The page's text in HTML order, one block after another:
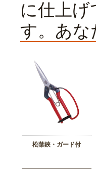
に仕上
す。あな
松葉鋏・ガード付